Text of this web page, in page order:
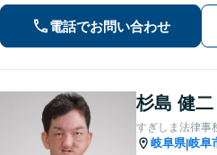
電話でお問い合わせ
杉島 健二
すぎしま法律事
岐阜県|岐阜